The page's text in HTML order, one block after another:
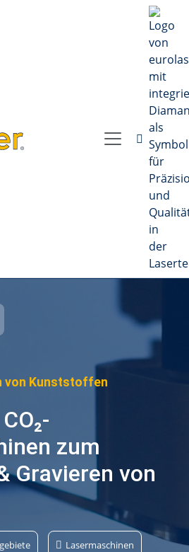
von Kunststoffen
zum
Gravieren von
Lasermaschinen